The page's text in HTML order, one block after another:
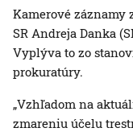
Kamerové záznamy
SR Andreja Danka
Vyplýva to zo
prokuratúry.
„Vzhľadom na
zmareniu účelu